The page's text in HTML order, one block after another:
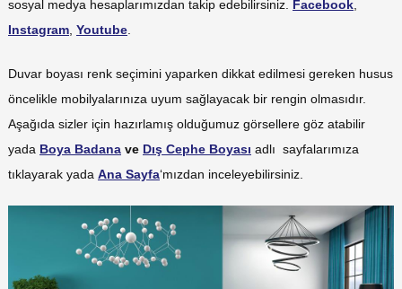
sosyal medya hesaplarımızdan takip edebilirsiniz. Facebook
Instagram Youtube
Duvar boyası renk seçimini yaparken dikkat edilmesi gereken husus
öncelikle mobilyalarınıza uyum sağlayacak bir rengin olmasıdır.
Aşağıda sizler için hazırlamış olduğumuz görsellere göz atabilir
yada Boya Badana ve Dış Cephe Boyası adlı sayfalarımıza
tıklayarak yada Ana Sayfa‘mızdan inceleyebilirsiniz.